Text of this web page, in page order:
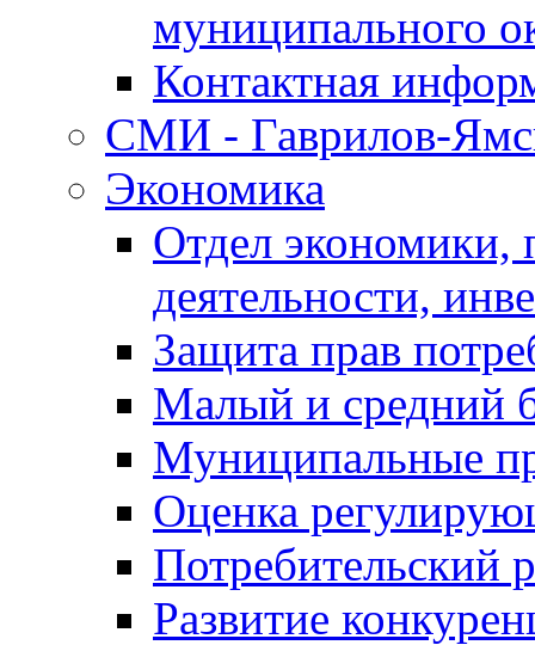
муниципального
Контактная
СМИ - Гаврилов-
Экономика
Отдел экономики,
деятельности,
Защита прав
Малый и средний
Муниципальные
Оценка
Потребительский
Развитие